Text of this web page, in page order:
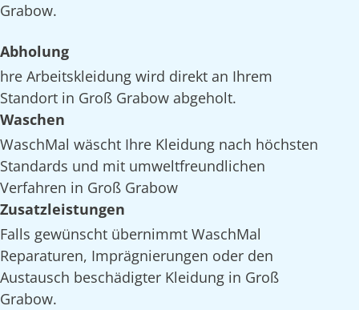
Grabow.
Abholung
hre Arbeitskleidung wird direkt an Ihrem
Standort in Groß Grabow abgeholt.
Waschen
WaschMal wäscht Ihre Kleidung nach höchsten
Standards und mit umweltfreundlichen
Verfahren in Groß Grabow
Zusatzleistungen
Falls gewünscht übernimmt WaschMal
Reparaturen, Imprägnierungen oder den
Austausch beschädigter Kleidung in Groß
Grabow.